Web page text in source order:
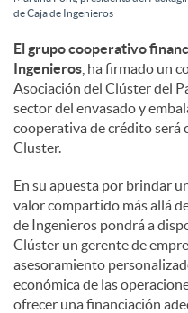
l
e
s
de Caja de Ingenieros
El grupo cooperativo
Ingenieros , ha firmado un
Asociación del Clúster del
sector del envasado y
cooperativa de crédito será
Cluster.
En su apuesta por brindar
valor compartido más allá
de Ingenieros pondrá a
Clúster un gerente de
asesoramiento
económica de las
ofrecer una financiación